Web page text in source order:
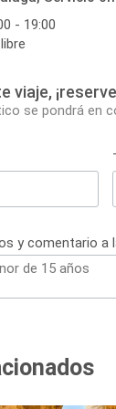
- 19:00
viaje,
se pondrá en
y comentario a